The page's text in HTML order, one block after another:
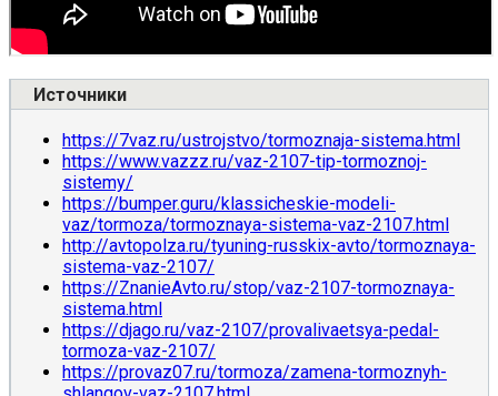
Источники
https://7vaz.ru/ustrojstvo/tormoznaja-sistema.html
https://www.vazzz.ru/vaz-2107-tip-tormoznoj-
sistemy/
https://bumper.guru/klassicheskie-modeli-
vaz/tormoza/tormoznaya-sistema-vaz-2107.html
http://avtopolza.ru/tyuning-russkix-avto/tormoznaya-
sistema-vaz-2107/
https://ZnanieAvto.ru/stop/vaz-2107-tormoznaya-
sistema.html
https://djago.ru/vaz-2107/provalivaetsya-pedal-
tormoza-vaz-2107/
https://provaz07.ru/tormoza/zamena-tormoznyh-